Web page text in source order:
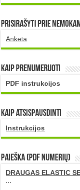
Prisirašyti prie
Anketa
Kaip prenumeruoti
PDF instrukcijos
Kaip atsispausdinti
Instrukcijos
PAIEŠKA (PDF numerių)
DRAUGAS ELASTIC